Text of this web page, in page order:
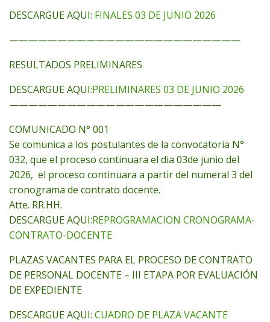
DESCARGUE AQUI: FINALES 03 DE JUNIO 2026
————————————————————————
RESULTADOS PRELIMINARES
DESCARGUE AQUI:PRELIMINARES 03 DE JUNIO 2026
——————————————————————
COMUNICADO N° 001
Se comunica a los postulantes de la convocatoria N°
032, que el proceso continuara el dia 03de junio del
2026, el proceso continuara a partir del numeral 3 del
cronograma de contrato docente.
Atte. RR.HH.
DESCARGUE AQUI:REPROGRAMACION CRONOGRAMA-
CONTRATO-DOCENTE
PLAZAS VACANTES PARA EL PROCESO DE CONTRATO
DE PERSONAL DOCENTE – III ETAPA POR EVALUACIÓN
DE EXPEDIENTE
DESCARGUE AQUI: CUADRO DE PLAZA VACANTE